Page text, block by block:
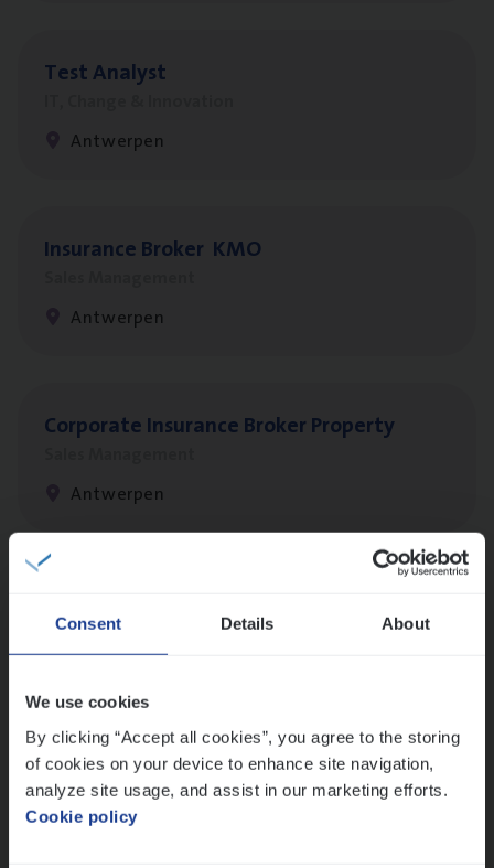
Consent Details About
We use cookies
By clicking “Accept all cookies”, you agree to the storing
of cookies on your device to enhance site navigation,
analyze site usage, and assist in our marketing efforts.
Cookie policy
Test Ana­lyst
Antwerpen
Insu­ran­ce Bro­ker KMO
Antwerpen
Cor­po­ra­te Insu­ran­ce Bro­ker Property
Antwerpen
Claims Management
Busi­ness Mana­ger Mari­ne Cargo
People Management, Sales Management